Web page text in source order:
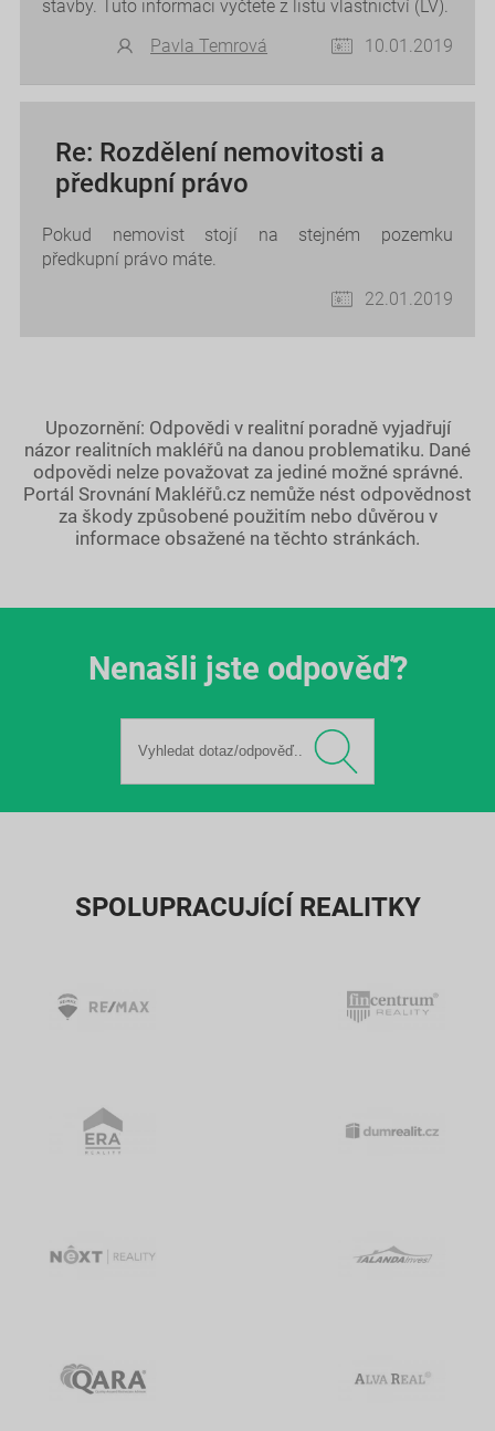
stavby. Tuto informaci vyčtete z listu vlastnictví (LV).
Pavla Temrová
10.01.2019
Re: Rozdělení nemovitosti a
předkupní právo
Pokud nemovist stojí na stejném pozemku
předkupní právo máte.
22.01.2019
Upozornění: Odpovědi v realitní poradně vyjadřují
názor realitních makléřů na danou problematiku. Dané
odpovědi nelze považovat za jediné možné správné.
Portál Srovnání Makléřů.cz nemůže nést odpovědnost
za škody způsobené použitím nebo důvěrou v
informace obsažené na těchto stránkách.
Nenašli jste odpověď?
SPOLUPRACUJÍCÍ REALITKY